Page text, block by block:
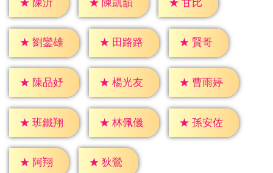
★ 陳沂 ★ 陳凱韻 ★ 甘比
★ 劉鑾雄 ★ 田路路 ★ 賢哥
★ 陳品妤 ★ 楊光友 ★ 曹雨婷
★ 班鐵翔 ★ 林佩儀 ★ 孫安佐
★ 阿翔 ★ 狄鶯